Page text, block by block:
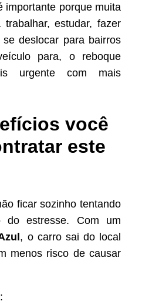
importante porque muita
estudar, fazer
deslocar para bairros
para, o reboque
urgente com mais
você
este
ficar sozinho tentando
do estresse. Com um
, o carro sai do local
menos risco de causar